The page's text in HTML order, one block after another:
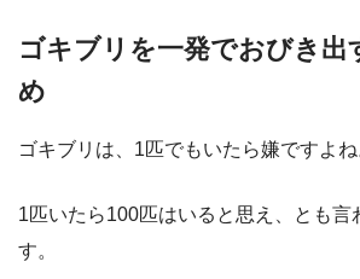
ゴキブリを一発でおびき出
め
ゴキブリは、1匹でもいたら嫌ですよね
1匹いたら100匹はいると思え、とも言
す。